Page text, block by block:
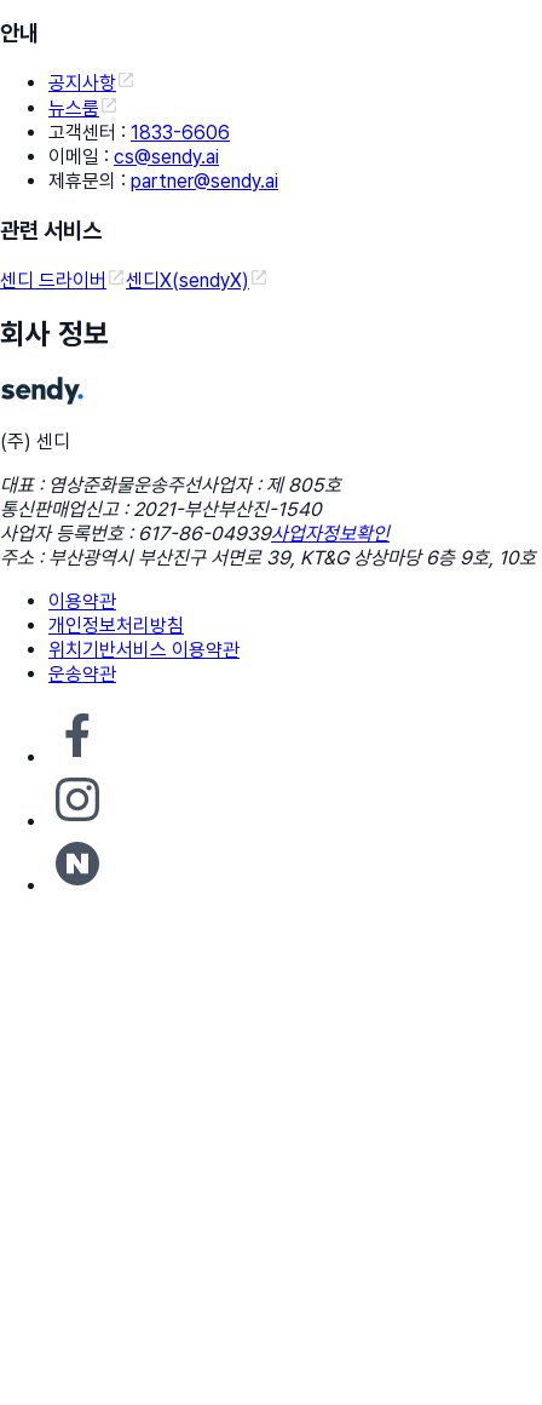
안내
공지사항
뉴스룸
고객센터 : 1833-6606
이메일 : cs@sendy.ai
제휴문의 : partner@sendy.ai
관련 서비스
센디 드라이버 센디X(sendyX)
회사 정보
(주) 센디
대표 : 염상준화물운송주선사업자 : 제 805호
통신판매업신고 : 2021-부산부산진-1540
사업자 등록번호 : 617-86-04939사업자정보확인
주소 : 부산광역시 부산진구 서면로 39, KT&G 상상마당 6층 9호, 10호
이용약관
개인정보처리방침
위치기반서비스 이용약관
운송약관